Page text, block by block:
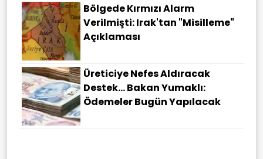
Bölgede Kırmızı Alarm
Verilmişti: Irak'tan "misilleme"
Açıklaması
Üreticiye Nefes Aldıracak
Destek... Bakan Yumaklı:
Ödemeler Bugün Yapılacak